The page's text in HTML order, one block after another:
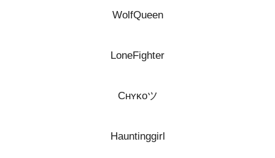
WolfQueen
LoneFighter
Cʜʏᴋᴏツ
Hauntinggirl